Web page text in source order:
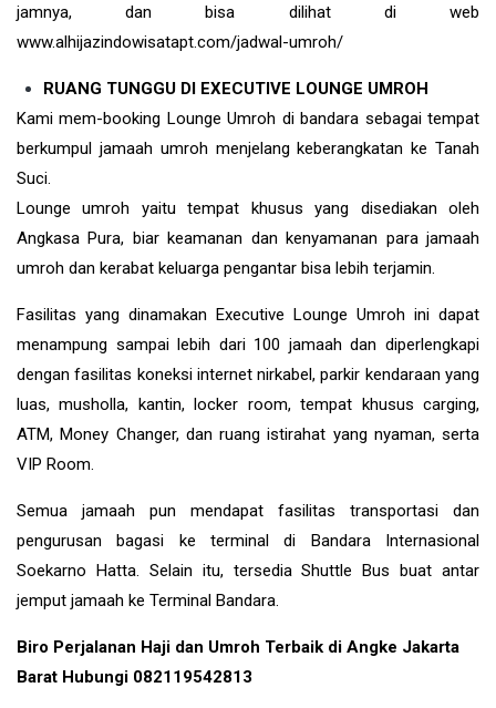
jamnya, dan bisa dilihat di web
www.alhijazindowisatapt.com/jadwal-umroh/
RUANG TUNGGU DI EXECUTIVE LOUNGE UMROH
Kami mem-booking Lounge Umroh di bandara sebagai tempat
berkumpul jamaah umroh menjelang keberangkatan ke Tanah
Suci.
Lounge umroh yaitu tempat khusus yang disediakan oleh
Angkasa Pura, biar keamanan dan kenyamanan para jamaah
umroh dan kerabat keluarga pengantar bisa lebih terjamin.
Fasilitas yang dinamakan Executive Lounge Umroh ini dapat
menampung sampai lebih dari 100 jamaah dan diperlengkapi
dengan fasilitas koneksi internet nirkabel, parkir kendaraan yang
luas, musholla, kantin, locker room, tempat khusus carging,
ATM, Money Changer, dan ruang istirahat yang nyaman, serta
VIP Room.
Semua jamaah pun mendapat fasilitas transportasi dan
pengurusan bagasi ke terminal di Bandara Internasional
Soekarno Hatta. Selain itu, tersedia Shuttle Bus buat antar
jemput jamaah ke Terminal Bandara.
Biro Perjalanan Haji dan Umroh Terbaik di Angke Jakarta
Barat Hubungi 082119542813